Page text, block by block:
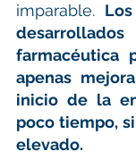
imparable.
farmacéutica
apenas
inicio de la
poco tiempo,
elevado.